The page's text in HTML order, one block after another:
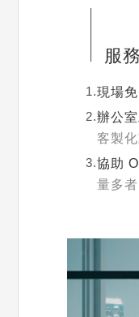
服
1.現場
2.辦公
客製
3.協助
量多者